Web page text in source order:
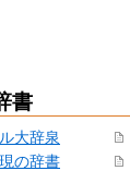
書
大辞泉
の辞書